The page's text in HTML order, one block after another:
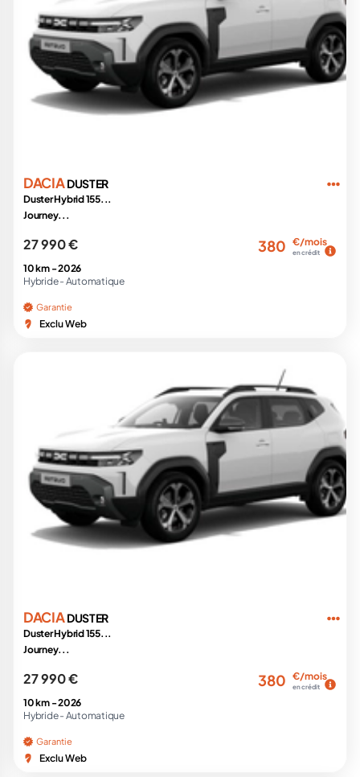
DACIADUSTER
Duster Hybrid 155...
Journey...
27 990 € 380 €/mois
en crédit
10 km -2026
Hybride - Automatique
Garantie
Exclu Web
DACIADUSTER
Duster Hybrid 155...
Journey...
27 990 € 380 €/mois
en crédit
10 km -2026
Hybride - Automatique
Garantie
Exclu Web